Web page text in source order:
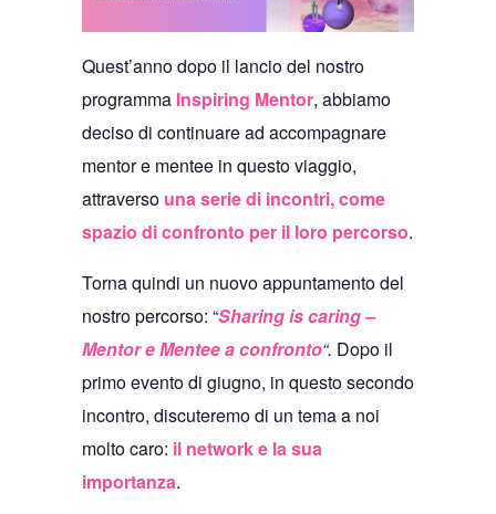
Quest’anno dopo il lancio del nostro
programma Inspiring Mentor, abbiamo
deciso di continuare ad accompagnare
mentor e mentee in questo viaggio,
attraverso una serie di incontri, come
spazio di confronto per il loro percorso.
Torna quindi un nuovo appuntamento del
nostro percorso: “Sharing is caring –
Mentor e Mentee a confronto“. Dopo il
primo evento di giugno, in questo secondo
incontro, discuteremo di un tema a noi
molto caro: il network e la sua
importanza.